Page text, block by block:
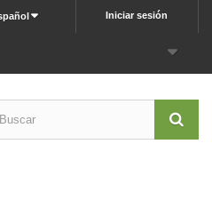
Iniciar sesión